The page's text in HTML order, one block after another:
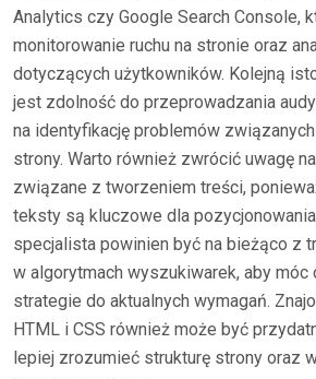
Analytics czy Google Search Console,
monitorowanie ruchu na stronie oraz
dotyczących użytkowników. Kolejną
jest zdolność do przeprowadzania
na identyfikację problemów
strony. Warto również zwrócić uwagę
związane z tworzeniem treści,
teksty są kluczowe dla
specjalista powinien być na bieżąco z
w algorytmach wyszukiwarek, aby
strategie do aktualnych wymagań.
HTML i CSS również może być
lepiej zrozumieć strukturę strony oraz